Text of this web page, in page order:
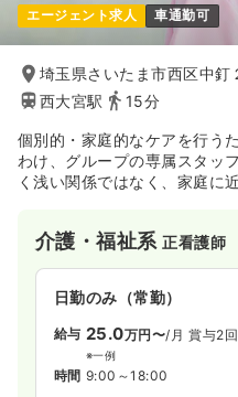
エージェント求人 車通勤可
埼玉県さいたま市西区中釘
西大宮駅
15分
個別的・家庭的なケアを行う
わけ、グループの専属スタッ
く浅い関係ではなく、家庭に
っております。
介護・福祉系正看護師
日勤のみ（常勤）
給与 25.0万円〜/月 賞与2回
※一例
時間 9:00～18:00